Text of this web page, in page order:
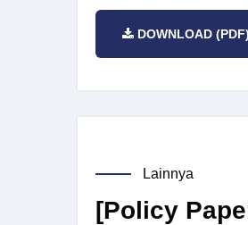
DOWNLOAD (PDF)
Lainnya
[Policy